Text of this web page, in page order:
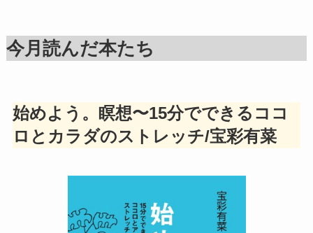
今月読んだ本たち
始めよう。瞑想〜15分でできるココ
ロとカラダのストレッチ/宝彩有菜